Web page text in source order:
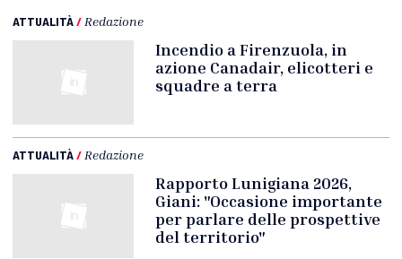
ATTUALITÀ/ Redazione
Incendio a Firenzuola, in
azione Canadair, elicotteri e
squadre a terra
ATTUALITÀ/ Redazione
Rapporto Lunigiana 2026,
Giani: "Occasione importante
per parlare delle prospettive
del territorio"